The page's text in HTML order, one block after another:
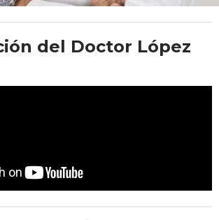
del Doctor López